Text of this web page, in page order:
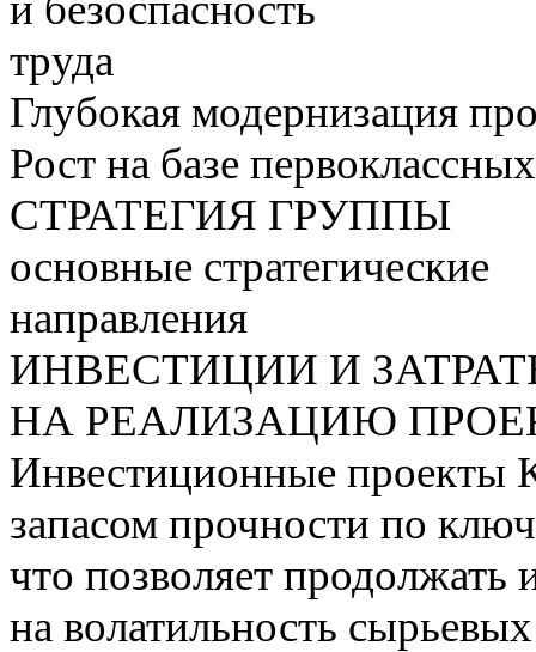
труда
Глубокая модернизация
Рост на базе
СТРАТЕГИЯ ГРУППЫ
основные стратегические
направления
ИНВЕСТИЦИИ И
НА РЕАЛИЗАЦИЮ
Инвестиционные проекты
запасом прочности по
что позволяет продолжать
на волатильность